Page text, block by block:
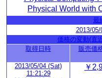
Physical World with
最
2013/05/
価格の変動(直
取得日時
販売価
2013/05/04 (Sat)
11:21:29
￥